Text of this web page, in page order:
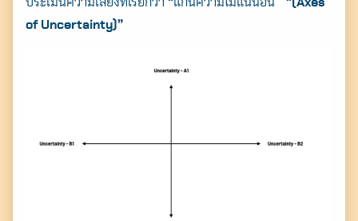
Search
ประเมินความเสี่ยงที่เรียกว่า “แกนความไม่แน่นอน”
“(Axes
of Uncertainty)”